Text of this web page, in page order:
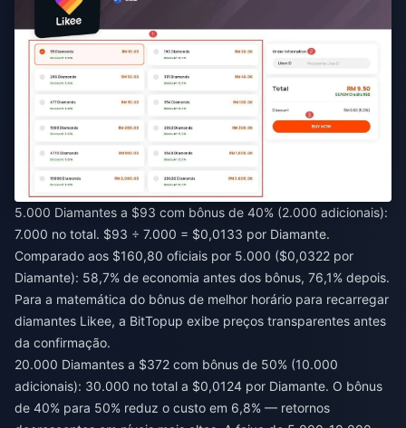
5.000 Diamantes a $93 com bônus de 40% (2.000 adicionais):
7.000 no total. $93 ÷ 7.000 = $0,0133 por Diamante.
Comparado aos $160,80 oficiais por 5.000 ($0,0322 por
Diamante): 58,7% de economia antes dos bônus, 76,1% depois.
Para a matemática do bônus de melhor horário para recarregar
diamantes Likee, a BitTopup exibe preços transparentes antes
da confirmação.
20.000 Diamantes a $372 com bônus de 50% (10.000
adicionais): 30.000 no total a $0,0124 por Diamante. O bônus
de 40% para 50% reduz o custo em 6,8% — retornos